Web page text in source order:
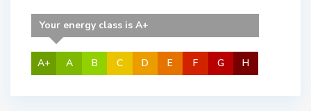
Your energy class is A+
A+ A B C D E F G H